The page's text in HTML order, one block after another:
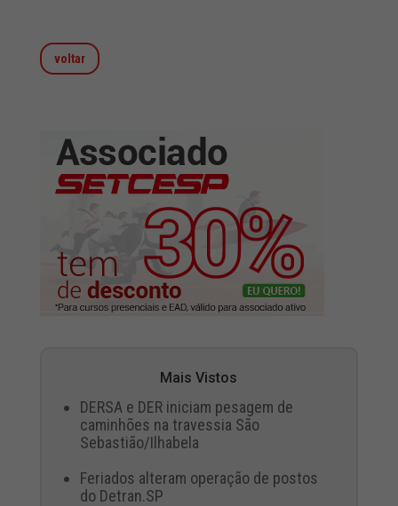
voltar
Mais Vistos
DERSA e DER iniciam pesagem de
caminhões na travessia São
Sebastião/Ilhabela
Feriados alteram operação de postos
do Detran.SP